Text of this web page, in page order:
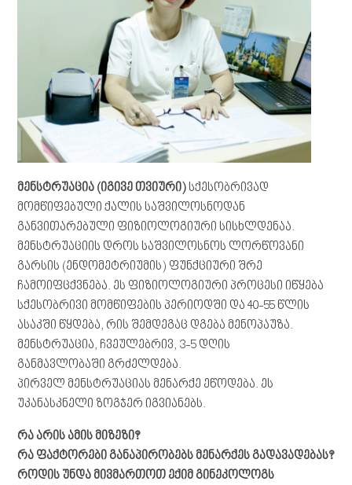
მენსტრუაცია (იგივე თვიური)სქესობრივად
მომწიფებული ქალის საშვილოსნოდან
განვითარებული ფიზიოლოგიური სისხლდენაა.
მენსტრუაციის დროს საშვილოსნოს ლორწოვანი
გარსის (ენდომეტრიუმის) ფუნქციური შრე
ჩამოიფცქვნება. ეს ფიზიოლოგიური პროცესი იწყება
სქესობრივი მომწიფების პერიოდში და 40-55 წლის
ასაკში წყდება, რის შემდეგაც დგება მენოპაუზა.
მენსტრუაცია, ჩვეულებრივ, 3-5 დღის
განმავლობაში გრძელდება.
პირველ მენსტრუაციას მენარქე ეწოდება. ეს
უკანასკნელი ზოგჯერ იგვიანებს.
რა არის ამის მიზეზი?
რა ფაქტორები განაპირობებს მენარქეს გადავადებას?
როდის უნდა მივმართოთ ექიმ გინეკოლოგს